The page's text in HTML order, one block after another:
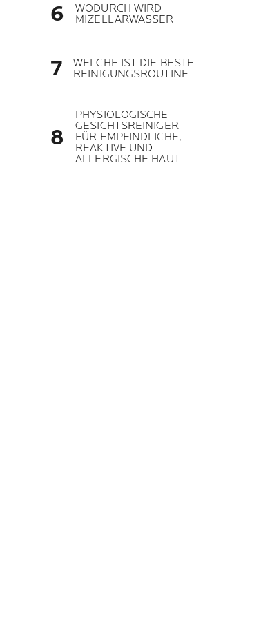
WODURCH WIRD
MIZELLARWASSER
WELCHE IST DIE BESTE
REINIGUNGSROUTINE
PHYSIOLOGISCHE
GESICHTSREINIGER
FÜR EMPFINDLICHE,
REAKTIVE UND
ALLERGISCHE HAUT